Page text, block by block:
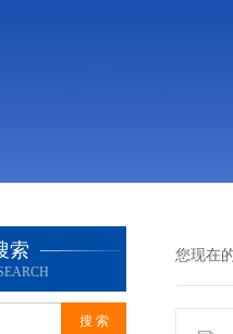
索 您现在